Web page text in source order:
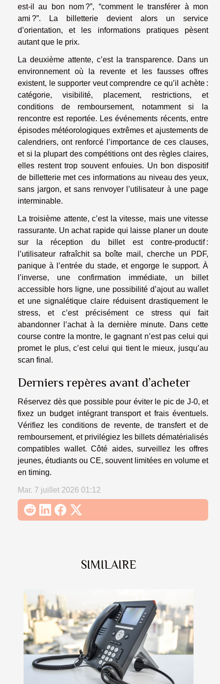
SIMILAIRE
est-il au bon nom ?”, “comment le transférer à mon
ami ?”. La billetterie devient alors un service
d’orientation, et les informations pratiques pèsent
autant que le prix.
La deuxième attente, c’est la transparence. Dans un
environnement où la revente et les fausses offres
existent, le supporter veut comprendre ce qu’il achète :
catégorie, visibilité, placement, restrictions, et
conditions de remboursement, notamment si la
rencontre est reportée. Les événements récents, entre
épisodes météorologiques extrêmes et ajustements de
calendriers, ont renforcé l’importance de ces clauses,
et si la plupart des compétitions ont des règles claires,
elles restent trop souvent enfouies. Un bon dispositif
de billetterie met ces informations au niveau des yeux,
sans jargon, et sans renvoyer l’utilisateur à une page
interminable.
La troisième attente, c’est la vitesse, mais une vitesse
rassurante. Un achat rapide qui laisse planer un doute
sur la réception du billet est contre-productif :
l’utilisateur rafraîchit sa boîte mail, cherche un PDF,
panique à l’entrée du stade, et engorge le support. À
l’inverse, une confirmation immédiate, un billet
accessible hors ligne, une possibilité d’ajout au wallet
et une signalétique claire réduisent drastiquement le
stress, et c’est précisément ce stress qui fait
abandonner l’achat à la dernière minute. Dans cette
course contre la montre, le gagnant n’est pas celui qui
promet le plus, c’est celui qui tient le mieux, jusqu’au
scan final.
Derniers repères avant d’acheter
Réservez dès que possible pour éviter le pic de J-0, et
fixez un budget intégrant transport et frais éventuels.
Vérifiez les conditions de revente, de transfert et de
remboursement, et privilégiez les billets dématérialisés
compatibles wallet. Côté aides, surveillez les offres
jeunes, étudiants ou CE, souvent limitées en volume et
en timing.
Mar. 7 juillet 2026 01:12